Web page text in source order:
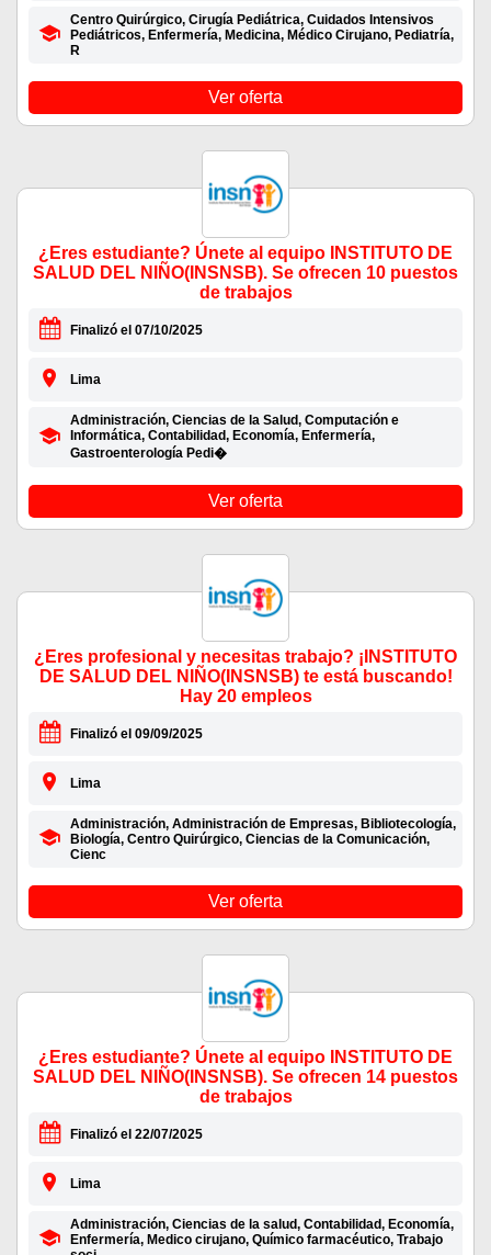
Centro Quirúrgico, Cirugía Pediátrica, Cuidados Intensivos
Pediátricos, Enfermería, Medicina, Médico Cirujano, Pediatría,
R
Ver oferta
¿Eres estudiante? Únete al equipo INSTITUTO DE
SALUD DEL NIÑO(INSNSB). Se ofrecen 10 puestos
de trabajos
Finalizó el 07/10/2025
Lima
Administración, Ciencias de la Salud, Computación e
Informática, Contabilidad, Economía, Enfermería,
Gastroenterología Pedi�
Ver oferta
¿Eres profesional y necesitas trabajo? ¡INSTITUTO
DE SALUD DEL NIÑO(INSNSB) te está buscando!
Hay 20 empleos
Finalizó el 09/09/2025
Lima
Administración, Administración de Empresas, Bibliotecología,
Biología, Centro Quirúrgico, Ciencias de la Comunicación,
Cienc
Ver oferta
¿Eres estudiante? Únete al equipo INSTITUTO DE
SALUD DEL NIÑO(INSNSB). Se ofrecen 14 puestos
de trabajos
Finalizó el 22/07/2025
Lima
Administración, Ciencias de la salud, Contabilidad, Economía,
Enfermería, Medico cirujano, Químico farmacéutico, Trabajo